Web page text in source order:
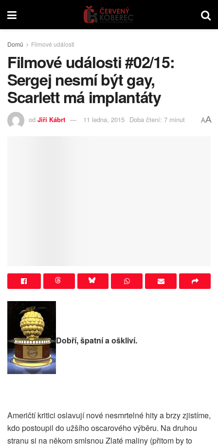
Domů Filmové události
Filmové události #02/15:
Sergej nesmí být gay,
Scarlett má implantáty
od Jiří Kábrt 11 ledna, 2015 Doba čtení: 7 minut AA
Dobří, špatní a oškliví.
Američtí kritici oslavují nové nesmrtelné hity a brzy zjistíme,
kdo postoupil do užšího oscarového výběru. Na druhou
stranu si na někom smlsnou Zlaté maliny (přitom by to